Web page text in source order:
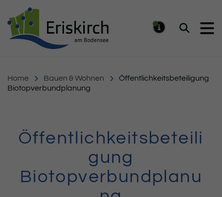
Suchen
Home Bauen & Wohnen
Öffentlichkeitsbeteiligung
Biotopverbundplanung
Öffentlichkeitsbeteili
gung
Biotopverbundplanu